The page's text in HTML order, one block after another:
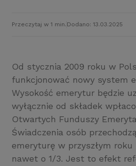
Przeczytaj w 1 min. Dodano: 13.03.2025
Od stycznia 2009 roku w
funkcjonować nowy system
Wysokość emerytur będzie
wyłącznie od składek
Otwartych Funduszy
Świadczenia osób
emeryturę w przyszłym roku
nawet o 1/3. Jest to efekt